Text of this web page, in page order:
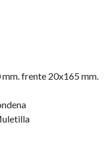
frente 20x165 mm.